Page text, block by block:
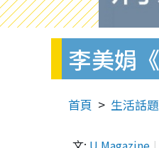
李美娟
首頁 生活話題